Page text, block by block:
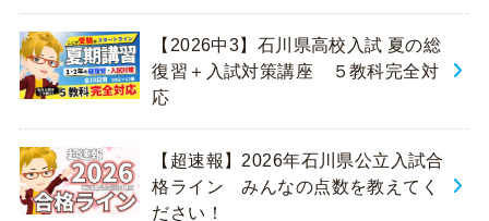
【2026中3】石川県高校入試 夏の総
復習＋入試対策講座 ５教科完全対
応
【超速報】2026年石川県公立入試合
格ライン みんなの点数を教えてく
ださい！